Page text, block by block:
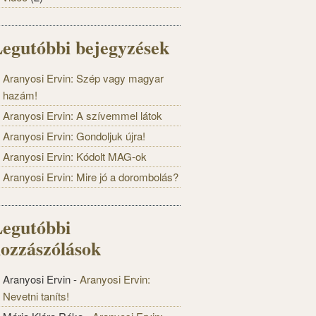
bejegyzések
Aranyosi Ervin: Szép vagy magyar
hazám!
Aranyosi Ervin: A szívemmel látok
Aranyosi Ervin: Gondoljuk újra!
Aranyosi Ervin: Kódolt MAG-ok
Aranyosi Ervin: Mire jó a dorombolás?
Aranyosi Ervin-Aranyosi Ervin:
Nevetni taníts!